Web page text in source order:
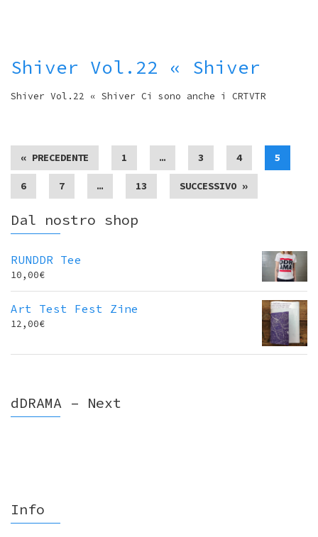
Shiver Vol.22 « Shiver
Shiver Vol.22 « Shiver Ci sono anche i CRTVTR
« PRECEDENTE 1 … 3 4 5
6 7 … 13 SUCCESSIVO »
Dal nostro shop
RUNDDR Tee
10,00€
Art Test Fest Zine
12,00€
dDRAMA – Next
Info